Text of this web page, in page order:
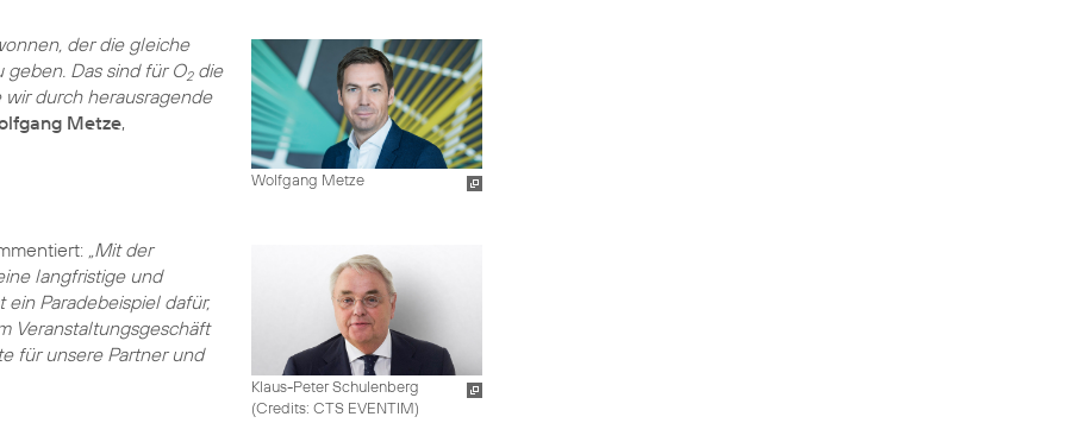
Wolfgang Metze
der die gleiche
Das sind für O2die
durch herausragende
Metze,
Klaus-Peter Schulenberg
(Credits: CTS EVENTIM)
„Mit der
langfristige und
Paradebeispiel dafür,
Veranstaltungsgeschäft
für unsere Partner und